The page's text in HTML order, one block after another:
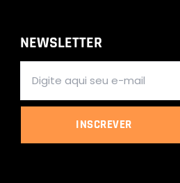
NEWSLETTER
INSCREVER